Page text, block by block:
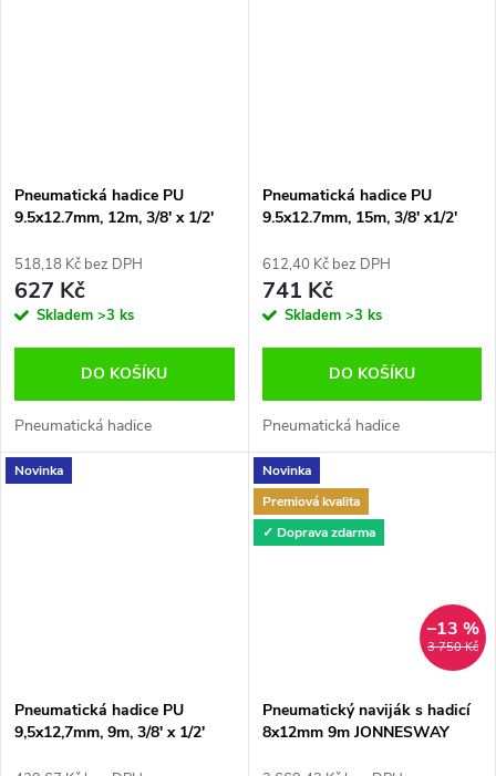
Pneumatická hadice PU
9.5x12.7mm, 12m, 3/8' x 1/2'
518,18 Kč bez DPH
627 Kč
Skladem >3 ks
DO KOŠÍKU
Pneumatická hadice
Pneumatická hadice PU
9.5x12.7mm, 15m, 3/8' x1/2'
612,40 Kč bez DPH
741 Kč
Skladem >3 ks
DO KOŠÍKU
Pneumatická hadice
Novinka
Pneumatická hadice PU
9,5x12,7mm, 9m, 3/8' x 1/2'
Novinka
Premiová kvalita
✓ Doprava zdarma
3 750 Kč
–13 %
Pneumatický naviják s hadicí
8x12mm 9m JONNESWAY